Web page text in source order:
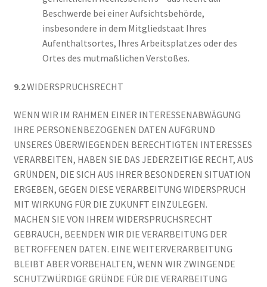
Beschwerde bei einer Aufsichtsbehörde,
insbesondere in dem Mitgliedstaat Ihres
Aufenthaltsortes, Ihres Arbeitsplatzes oder des
Ortes des mutmaßlichen Verstoßes.
9.2WIDERSPRUCHSRECHT
WENN WIR IM RAHMEN EINER INTERESSENABWÄGUNG
IHRE PERSONENBEZOGENEN DATEN AUFGRUND
UNSERES ÜBERWIEGENDEN BERECHTIGTEN INTERESSES
VERARBEITEN, HABEN SIE DAS JEDERZEITIGE RECHT, AUS
GRÜNDEN, DIE SICH AUS IHRER BESONDEREN SITUATION
ERGEBEN, GEGEN DIESE VERARBEITUNG WIDERSPRUCH
MIT WIRKUNG FÜR DIE ZUKUNFT EINZULEGEN.
MACHEN SIE VON IHREM WIDERSPRUCHSRECHT
GEBRAUCH, BEENDEN WIR DIE VERARBEITUNG DER
BETROFFENEN DATEN. EINE WEITERVERARBEITUNG
BLEIBT ABER VORBEHALTEN, WENN WIR ZWINGENDE
SCHUTZWÜRDIGE GRÜNDE FÜR DIE VERARBEITUNG